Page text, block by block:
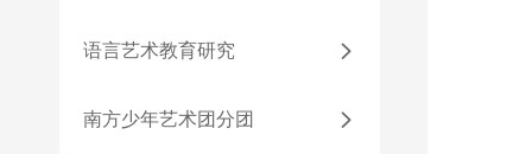
语言艺术教育研究 
南方少年艺术团分团 